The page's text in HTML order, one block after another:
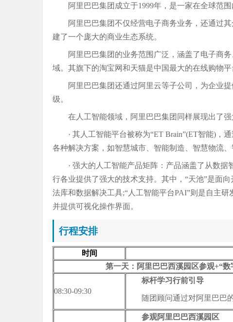
阿里巴巴集团成立于1999年，是一家在全球范
阿里巴巴集团不仅经营电子商务业务，还通过
建了一个庞大的商业生态系统。
阿里巴巴集团的业务范围广泛，涵盖了电子商
域。其旗下的淘宝网和天猫是中国最大的在线购物
阿里巴巴集团还通过阿里云等子公司，为企业
级。
在人工智能领域，阿里巴巴集团同样展现出了强
· 其人工智能平台被称为“ET Brain”(ET智能)，
各种解决方案，如智慧城市、智能制造、智慧物流、
· 强大的人工智能产品矩阵：产品涵盖了从数
行各业提供了强大的技术支持。其中，“天池”是面
法库和数据解决工具;“人工智能平台PAI”则是自主
并提供可视化操作界面。
行程安排
时间
第一天：阿里巴巴西溪园区参观+“
08:30-09:30
标杆学习行前引导
随团顾问通过对阿里巴巴
参观阿里巴巴西溪园区